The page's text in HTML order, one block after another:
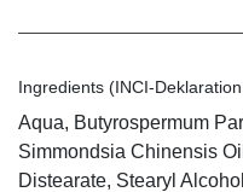
Ingredients (INCI-
Aqua, Butyrospermum
Simmondsia Chinensis
Distearate, Stearyl